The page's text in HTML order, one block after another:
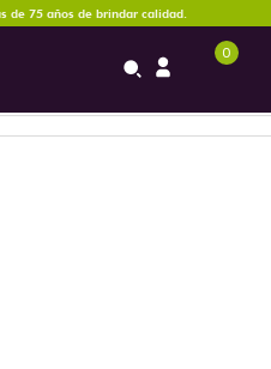
de 75 años de brindar calidad.
0